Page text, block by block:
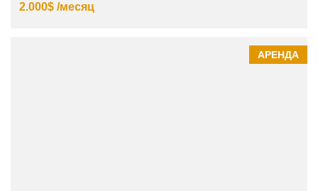
2.000$ /месяц
АРЕНДА